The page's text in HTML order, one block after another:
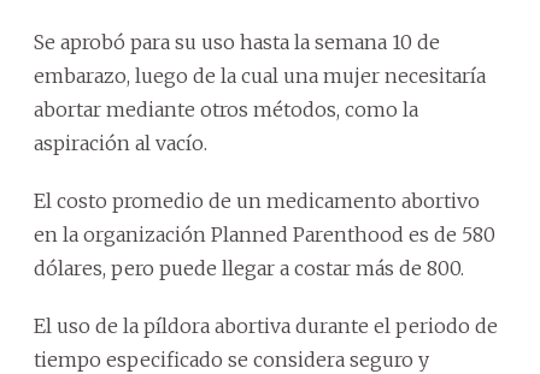
Se aprobó para su uso hasta la semana 10 de
embarazo, luego de la cual una mujer necesitaría
abortar mediante otros métodos, como la
aspiración al vacío.
El costo promedio de un medicamento abortivo
en la organización Planned Parenthood es de 580
dólares, pero puede llegar a costar más de 800.
El uso de la píldora abortiva durante el periodo de
tiempo especificado se considera seguro y